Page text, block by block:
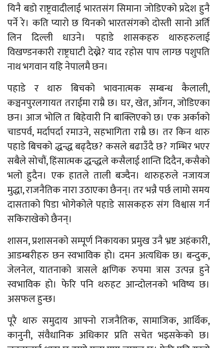
यिनै बडो राष्ट्रवादीलाई भारतसंग सिमाना जोडिएको प्रदेश हुनै
पर्ने रे। कति प्यारो छ यिनको भारतसंगको दोस्ती सानो अर्ति
लिन दिल्ली धाउने। पहाडे शासकहरु थारुहरुलाई
विखण्डनकारी राष्ट्रघाटी देख्ने? याद रहोस पाप लाग्छ पशुपति
नाथ भगवान यहि नेपालमै छन।
पहाडे र थारु बिचको भावनात्मक सम्बन्ध कैलाली,
कञ्चनपुरलगायत तराईमा राम्रै छ। घर, खेत, आँगन, जोडिएका
छन। आज भोलि त बिहेवारी नि बाक्लिएको छ। एक अर्काको
चाडपर्व, मर्दापर्दा रमाउने, सहभागिता राम्रै छ। तर किन थारु
पहाडे बिचको द्धन्द्ध बढ्दैछ? कसले बढाउँदै छ? गम्भिर भएर
सबैले सोचौं, हिंसात्मक द्धन्द्धले कसैलाई शान्ति दिदैन, कसैको
भलो हुदैन। एक हातले ताली बज्दैन। थारुहरुले नजायज
मुद्धा, राजनैतिक नारा उठाएका छैनन्। तर भन्नै पर्छ लामो समय
दासताको पिडा भोगेकोले पहाडे सासकहरु संग विश्वास गर्न
सकिराखेको छैनन्।
शासन, प्रशासनको सम्पूर्ण निकायका प्रमुख उनै भ्रष्ट अहंकारी,
आडम्बरीहरु छन स्वभाविक हो। दमन अत्यधिक छ। बन्दुक,
जेलनेल, यातनाको त्रासले क्षणिक रुपमा त्रास उत्पन्न हुने
स्वभाविक हो। फेरि पनि थरुहट आन्दोलनको भविष्य छ।
असफल हुन्छ।
पूरै थारु समुदाय आफ्नो राजनैतिक, सामाजिक, आर्थिक,
कानुनी, संवैधानिक अधिकार प्रति सचेत भइसकेको छ।